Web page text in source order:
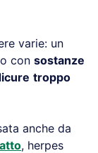
varie: un
o con sostanze
troppo
anche da
, herpes